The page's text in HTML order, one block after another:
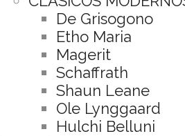
De Grisogono
Etho Maria
Magerit
Schaffrath
Shaun Leane
Ole Lynggaard
Hulchi Belluni